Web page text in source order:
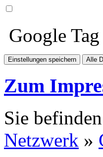
Google
Einstellungen speichern Alle
Zum
Sie
Netzwerk »